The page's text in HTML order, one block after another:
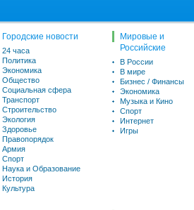
Городские новости
24 часа
Политика
Экономика
Общество
Социальная сфера
Транспорт
Строительство
Экология
Здоровье
Правопорядок
Армия
Спорт
Наука и Образование
История
Культура
Мировые и
Российские
В России
В мире
Бизнес / Финансы
Экономика
Музыка и Кино
Спорт
Интернет
Игры